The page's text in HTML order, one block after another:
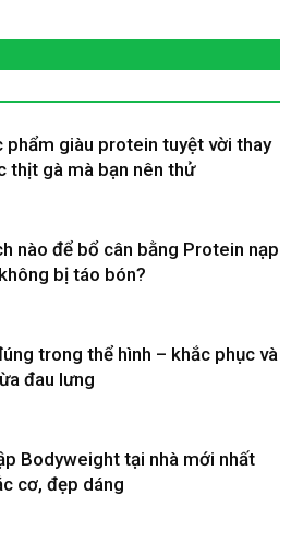
phẩm giàu protein tuyệt vời thay
thịt gà mà bạn nên thử
nào để bổ cân bằng Protein nạp
bị táo bón?
trong thể hình – khắc phục và
đau lưng
Bodyweight tại nhà mới nhất
cơ, đẹp dáng